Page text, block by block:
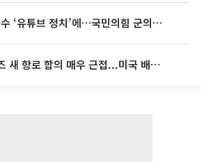
우성빈 기장군수 ‘유튜브 정치’에…국민의힘 군의원들 집단 반발
이란 “호르무즈 새 항로 합의 매우 근접...미국 배상 먼저”